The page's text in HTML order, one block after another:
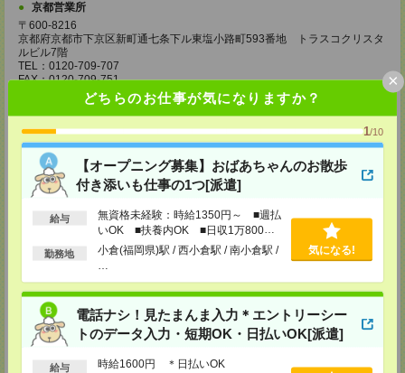
どちらのお仕事が気になりますか？
1/10
【オープニング募集】おばあちゃんのお散歩
付き添いも仕事の1つ[派遣]
給与
無資格未経験：時給1350円～ ■週払
いOK ■扶養内OK ■日収1万800円
以上
勤務地
小倉(福岡県)駅 / 西小倉駅 / 南小倉駅 /
気になる!
電話ナシ！見たまんま入力＊エントリーシー
トのデータ入力・短期OK・日払いOK[派遣]
給与 時給1600円 ＊日払いOK
×
京都営業所
〒600-8216
京都府京都市下京区新町通七条下ル東塩小路町593番地 トラスコクリスタ
ルビル7階
TEL：0120-709-707
FAX：0120-709-751
担当：採用担当
大阪営業所
〒530-0017
大阪府大阪市北区角田町8番1号 大阪梅田ツインタワーズ・ノース34階
TEL：0120-995-985
FAX：0120-992-568
担当：採用担当
神戸営業所
兵庫県神戸市中央区東川崎町1丁目3番3号 神戸ハーバーランドセンタービ
TEL：0120-995-984
FAX：0120-709-785
担当：採用担当
広島営業所
〒730-0031
広島県広島市中区紙屋町2丁目1番地22号 広島興銀ビル11階